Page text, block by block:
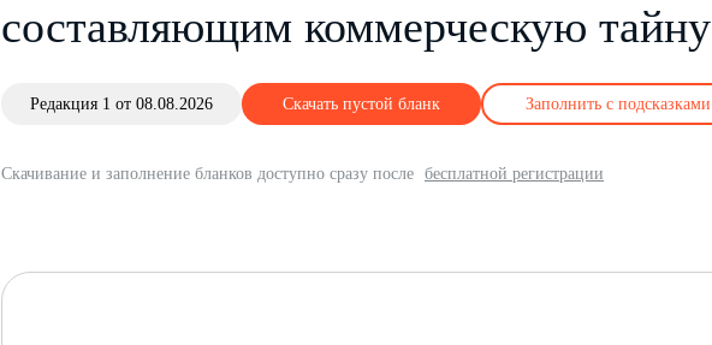
составляющим коммерческую тайну
Редакция 1 от 08.08.2026 Скачать пустой бланк Заполнить с подсказками
Скачивание и заполнение бланков доступно сразу после бесплатной регистрации